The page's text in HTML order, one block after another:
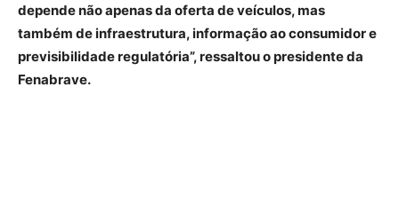
depende não apenas da oferta de veículos, mas
também de infraestrutura, informação ao consumidor e
previsibilidade regulatória”, ressaltou o presidente da
Fenabrave.